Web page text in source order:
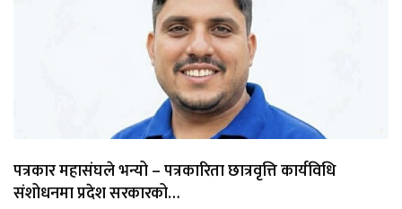
पत्रकार महासंघले भन्यो – पत्रकारिता छात्रवृत्ति कार्यविधि
संशोधनमा प्रदेश सरकारको…